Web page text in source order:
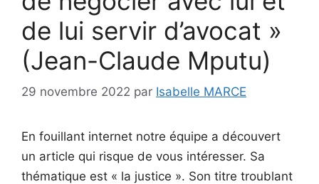
de lui servir d’avocat »
(Jean-Claude Mputu)
29 novembre 2022 par Isabelle MARCE
En fouillant internet notre équipe a découvert
un article qui risque de vous intéresser. Sa
thématique est « la justice ». Son titre troublant